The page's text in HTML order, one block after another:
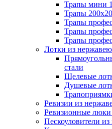
Трапы мини
Трапы
Трапы
Трапы
Трапы
Лотки из
стали
Щелевые
Душевые
Ревизии из
Ревизионные
Пескоуловители